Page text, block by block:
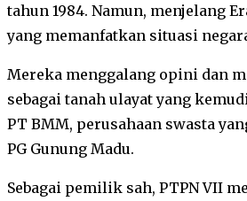
tahun 1984. Namun, menjelang
yang memanfatkan situasi
Mereka menggalang opini dan
sebagai tanah ulayat yang
PT BMM, perusahaan swasta
PG Gunung Madu.
Sebagai pemilik sah, PTPN VII